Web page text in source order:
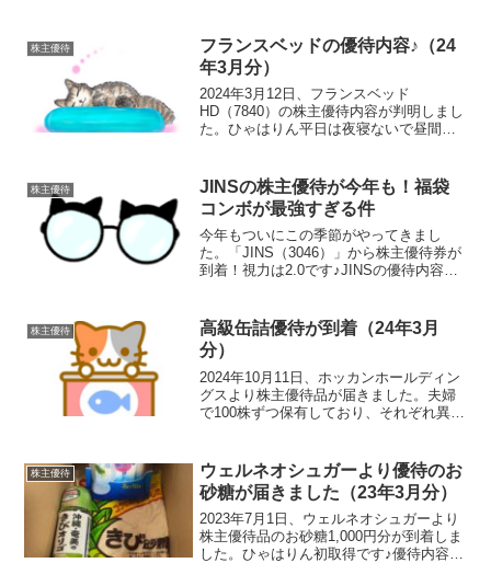
お買物優待券です！！ヤマダで1,000円ご
とに1枚...
株主優待
フランスベッドの優待内容♪（24
年3月分）
2024年3月12日、フランスベッド
HD（7840）の株主優待内容が判明しまし
た。ひゃはりん平日は夜寝ないで昼間寝
る株主を対象に保有期間に応じた優待品
が贈呈さ...
株主優待
JINSの株主優待が今年も！福袋
コンボが最強すぎる件
今年もついにこの季節がやってきまし
た。「JINS（3046）」から株主優待券が
到着！視力は2.0です♪JINSの優待内容毎
るというものです。この優待券、JINS...
株主優待
高級缶詰優待が到着（24年3月
分）
2024年10月11日、ホッカンホールディン
グスより株主優待品が届きました。夫婦
で100株ずつ保有しており、それぞれ異な
継続保有する株主を対象とした優待内容
となってい...
株主優待
ウェルネオシュガーより優待のお
砂糖が届きました（23年3月分）
2023年7月1日、ウェルネオシュガーより
株主優待品のお砂糖1,000円分が到着しま
した。ひゃはりん初取得です♪優待内容毎